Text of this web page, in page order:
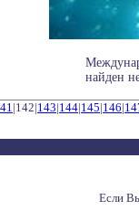
найден
|142|143|144|145|146|
Если